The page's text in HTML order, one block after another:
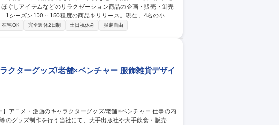
する全ての工程を担当。そのため、実際に商品が好評だった時
在宅OK 完全週休2日制 土日祝休み 服装自由
クターグッズ/老舗×ベンチャー 服飾雑貨デザイ
のグッズ制作を行う当社にて、大手出版社や大手飲食・販売